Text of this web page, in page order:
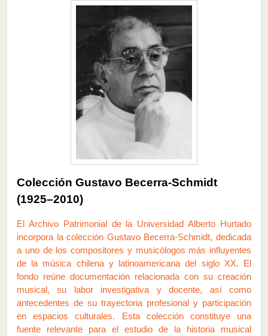
Colección Gustavo Becerra‑Schmidt
(1925–2010)
El Archivo Patrimonial de la Universidad Alberto Hurtado
incorpora la colección Gustavo Becerra‑Schmidt, dedicada
a uno de los compositores y musicólogos más influyentes
de la música chilena y latinoamericana del siglo XX. El
fondo reúne documentación relacionada con su creación
musical, su labor investigativa y docente, así como
antecedentes de su trayectoria profesional y participación
en espacios culturales. Esta colección constituye una
fuente relevante para el estudio de la historia musical